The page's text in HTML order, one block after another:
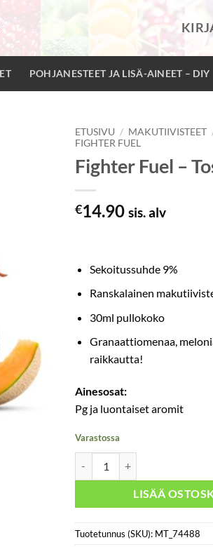
POHJANESTEET JA LISÄ-AINEET – DIY
ETUSIVU / MAKUTIIVISTEET
FIGHTER FUEL
Fighter Fuel –
€14.90 sis. alv
Sekoitussuhde 9%
Ranskalainen
30ml pullokoko
Granaattiomenaa,
raikkautta!
Ainesosat:
Pg ja luontaiset aromit
Varastossa
LISÄÄ
Tuotetunnus (SKU): MT_74488